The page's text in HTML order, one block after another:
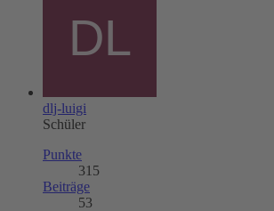
dlj-luigi
Schüler
Punkte
315
Beiträge
53